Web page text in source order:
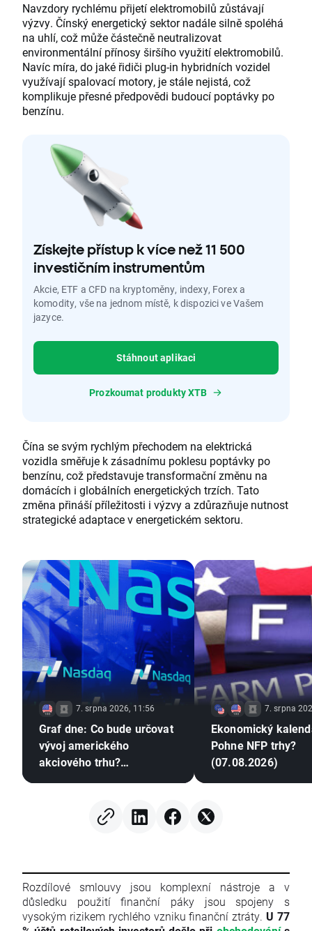
Navzdory rychlému přijetí elektromobilů zůstávají
výzvy. Čínský energetický sektor nadále silně spoléhá
na uhlí, což může částečně neutralizovat
environmentální přínosy širšího využití elektromobilů.
Navíc míra, do jaké řidiči plug-in hybridních vozidel
využívají spalovací motory, je stále nejistá, což
komplikuje přesné předpovědi budoucí poptávky po
benzínu.
Získejte přístup k více než 11 500
investičním instrumentům
Akcie, ETF a CFD na kryptoměny, indexy, Forex a
komodity, vše na jednom místě, k dispozici ve Vašem
jazyce.
Stáhnout aplikaci
Prozkoumat produkty XTB
Čína se svým rychlým přechodem na elektrická
vozidla směřuje k zásadnímu poklesu poptávky po
benzínu, což představuje transformační změnu na
domácích i globálních energetických trzích. Tato
změna přináší příležitosti i výzvy a zdůrazňuje nutnost
strategické adaptace v energetickém sektoru.
7. srpna 2026, 11:56
Graf dne: Co bude určovat
vývoj amerického
akciového trhu?
7. srpna
Ekonomický
Pohne NFP trhy?
(07.08.2026)
Rozdílové smlouvy jsou komplexní nástroje a v
důsledku použití finanční páky jsou spojeny s
vysokým rizikem rychlého vzniku finanční ztráty. U 77